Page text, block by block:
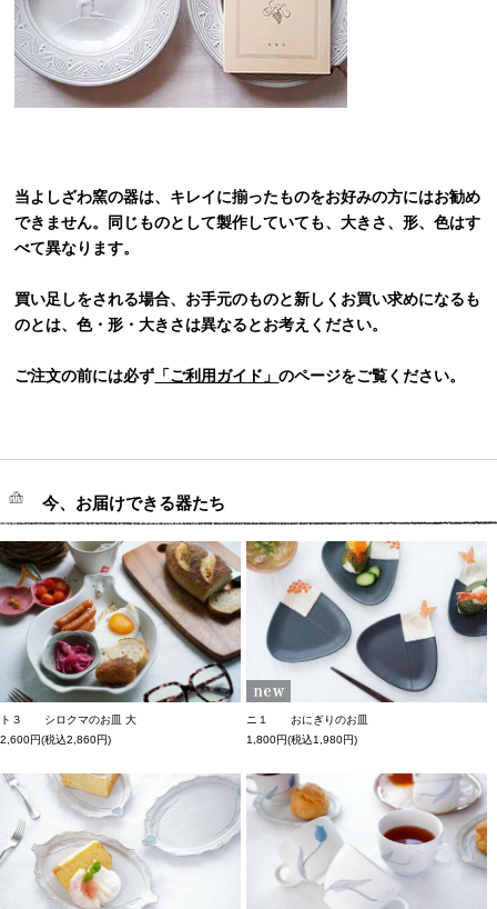
当よしざわ窯の器は、キレイに揃ったものをお好みの方にはお勧め
できません。同じものとして製作していても、大きさ、形、色はす
べて異なります。
買い足しをされる場合、お手元のものと新しくお買い求めになるも
のとは、色・形・大きさは異なるとお考えください。
ご注文の前には必ず 「ご利用ガイド」のページをご覧ください。
今、お届けできる器たち
ト３ シロクマのお皿 大
2,600円(税込2,860円)
ニ１ おにぎりのお皿
1,800円(税込1,980円)